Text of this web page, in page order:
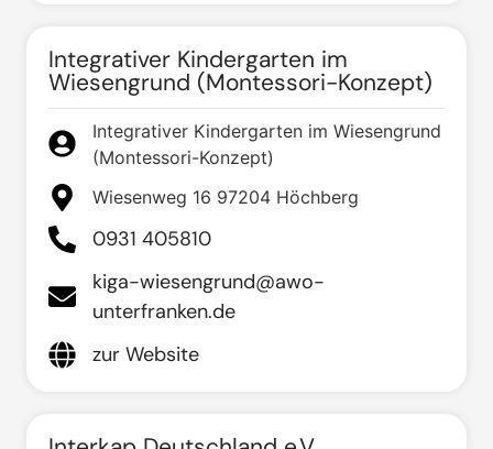
Integrativer Kindergarten im
Wiesengrund (Montessori-Konzept)
Integrativer Kindergarten im Wiesengrund
(Montessori-Konzept)
Wiesenweg 16 97204 Höchberg
0931 405810
kiga-wiesengrund@awo-
unterfranken.de
zur Website